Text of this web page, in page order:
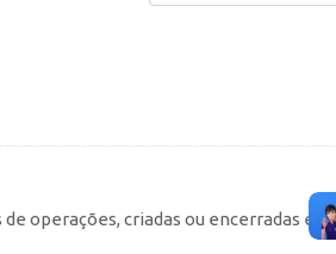
operações, criadas ou encerradas em